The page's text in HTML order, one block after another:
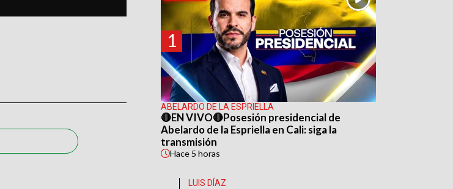
1
ABELARDO DE LA ESPRIELLA
🔴EN VIVO🔴Posesión presidencial de
Abelardo de la Espriella en Cali: siga la
transmisión
Hace 5 horas
LUIS DÍAZ